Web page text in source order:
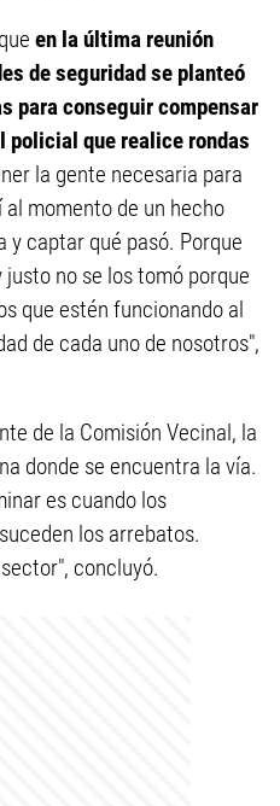
en la última reunión
de seguridad se planteó
para conseguir compensar
policial que realice rondas
la gente necesaria para
momento de un hecho
captar qué pasó. Porque
no se los tomó porque
que estén funcionando al
de cada uno de nosotros",
de la Comisión Vecinal, la
donde se encuentra la vía.
es cuando los
los arrebatos.
concluyó.